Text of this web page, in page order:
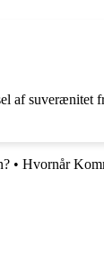
af suverænitet
• Hvornår